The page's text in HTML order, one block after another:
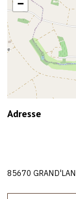
−
Adresse
85670